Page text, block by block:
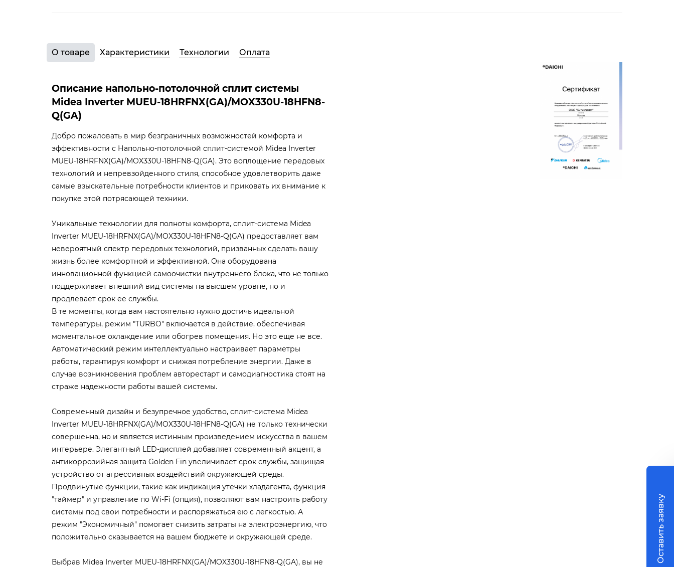
О товаре Характеристики Технологии Оплата
Описание напольно-потолочной сплит системы
Midea Inverter MUEU-18HRFNX(GA)/MOX330U-18HFN8-
Q(GA)
Добро пожаловать в мир безграничных возможностей комфорта и
эффективности с Напольно-потолочной сплит-системой Midea Inverter
MUEU-18HRFNX(GA)/MOX330U-18HFN8-Q(GA). Это воплощение передовых
технологий и непревзойденного стиля, способное удовлетворить даже
самые взыскательные потребности клиентов и приковать их внимание к
покупке этой потрясающей техники.
Уникальные технологии для полноты комфорта, сплит-система Midea
Inverter MUEU-18HRFNX(GA)/MOX330U-18HFN8-Q(GA) предоставляет вам
невероятный спектр передовых технологий, призванных сделать вашу
жизнь более комфортной и эффективной. Она оборудована
инновационной функцией самоочистки внутреннего блока, что не только
поддерживает внешний вид системы на высшем уровне, но и
продлевает срок ее службы.
В те моменты, когда вам настоятельно нужно достичь идеальной
температуры, режим "TURBO" включается в действие, обеспечивая
моментальное охлаждение или обогрев помещения. Но это еще не все.
Автоматический режим интеллектуально настраивает параметры
работы, гарантируя комфорт и снижая потребление энергии. Даже в
случае возникновения проблем авторестарт и самодиагностика стоят на
страже надежности работы вашей системы.
Современный дизайн и безупречное удобство, сплит-система Midea
Inverter MUEU-18HRFNX(GA)/MOX330U-18HFN8-Q(GA) не только технически
совершенна, но и является истинным произведением искусства в вашем
интерьере. Элегантный LED-дисплей добавляет современный акцент, а
антикоррозийная защита Golden Fin увеличивает срок службы, защищая
устройство от агрессивных воздействий окружающей среды.
Продвинутые функции, такие как индикация утечки хладагента, функция
"таймер" и управление по Wi-Fi (опция), позволяют вам настроить работу
системы под свои потребности и распоряжаться ею с легкостью. А
режим "Экономичный" помогает снизить затраты на электроэнергию, что
положительно сказывается на вашем бюджете и окружающей среде.
Выбрав Midea Inverter MUEU-18HRFNX(GA)/MOX330U-18HFN8-Q(GA), вы не
Оставить заявку